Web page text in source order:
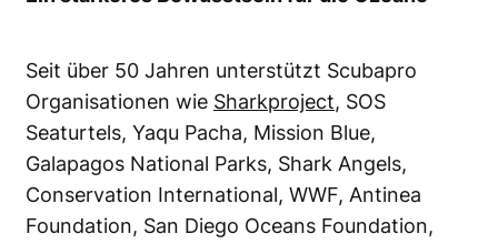
Seit über 50 Jahren unterstützt Scubapro
Organisationen wie Sharkproject, SOS
Seaturtels, Yaqu Pacha, Mission Blue,
Galapagos National Parks, Shark Angels,
Conservation International, WWF, Antinea
Foundation, San Diego Oceans Foundation,